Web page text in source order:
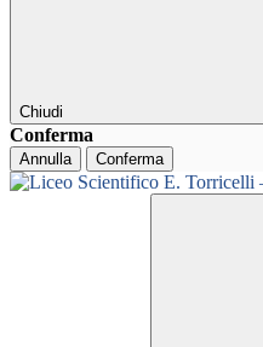
Chiudi
Conferma
Annulla Conferma